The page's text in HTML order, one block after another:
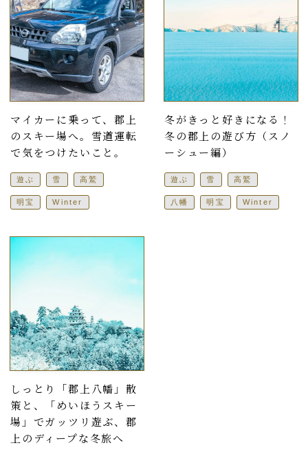
マイカーに乗って、郡上
のスキー場へ。雪道運転
で気をつけたいこと。
遊ぶ 雪 高鷲
明宝 Winter
冬がきっと好きになる！
冬の郡上の遊び方（スノ
ーシュー編）
遊ぶ 雪 高鷲
八幡 明宝 Winter
しっとり「郡上八幡」散
策と、「めいほうスキー
場」でガッツリ遊ぶ、郡
上のディープな冬旅へ